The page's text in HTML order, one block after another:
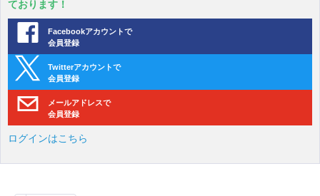
ております！
Facebookアカウントで
会員登録
Twitterアカウントで
会員登録
メールアドレスで
会員登録
ログインはこちら